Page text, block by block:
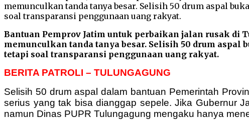
Bantuan Pemprov Jatim untuk perbaikan jalan rusak di
memunculkan tanda tanya besar. Selisih 50 drum aspal
tetapi soal transparansi penggunaan uang rakyat.
BERITA PATROLI – TULUNGAGUNG
Selisih 50 drum aspal dalam bantuan Pemerintah
serius yang tak bisa dianggap sepele. Jika Gubernur
namun Dinas PUPR Tulungagung mengaku hanya